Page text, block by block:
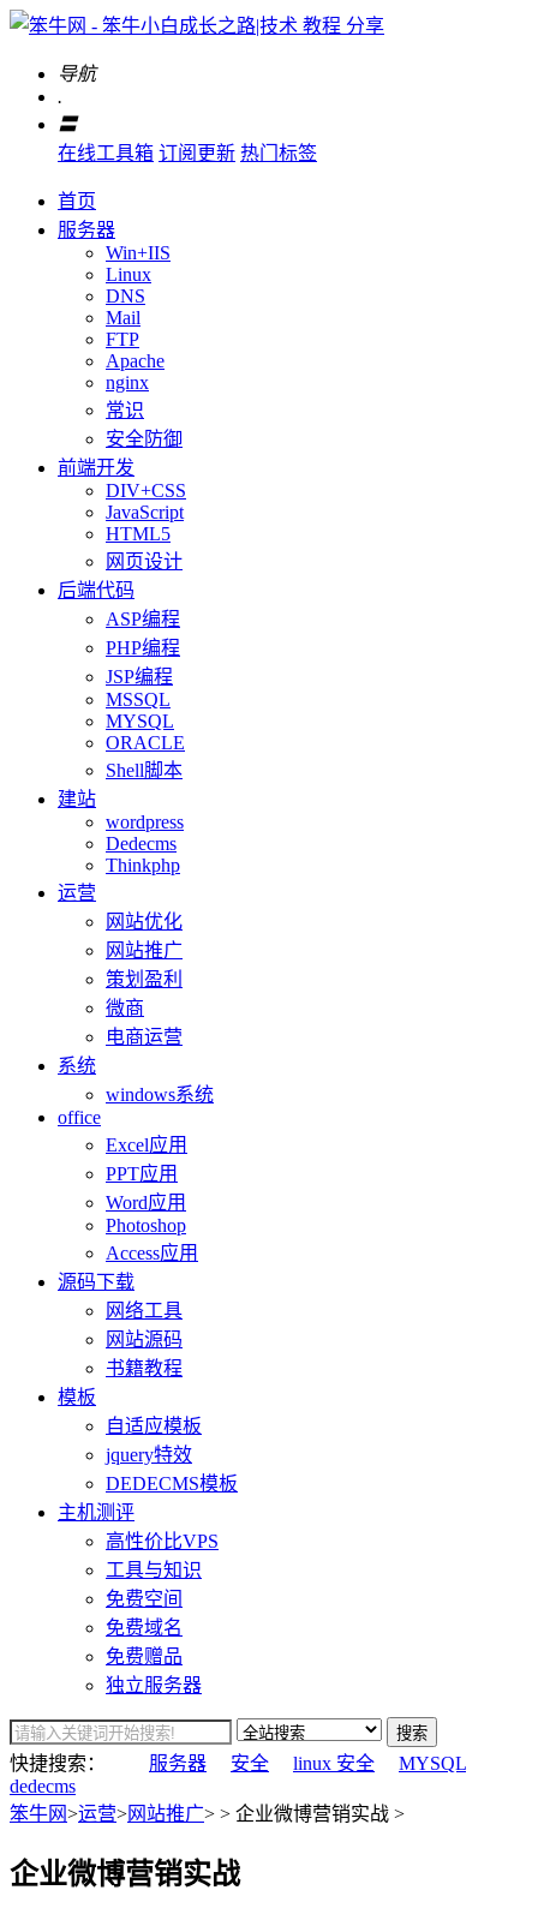
导航
.
〓
在线工具箱 订阅更新 热门标签
首页
服务器
Win+IIS
Linux
DNS
Mail
FTP
Apache
nginx
常识
安全防御
前端开发
DIV+CSS
JavaScript
HTML5
网页设计
后端代码
ASP编程
PHP编程
JSP编程
MSSQL
MYSQL
ORACLE
Shell脚本
建站
wordpress
Dedecms
Thinkphp
运营
网站优化
网站推广
策划盈利
微商
电商运营
系统
windows系统
office
Excel应用
PPT应用
Word应用
Photoshop
Access应用
源码下载
网络工具
网站源码
书籍教程
模板
自适应模板
jquery特效
DEDECMS模板
主机测评
高性价比VPS
工具与知识
免费空间
免费域名
免费赠品
独立服务器
搜索
快捷搜索： 服务器 安全 linux 安全
MYSQL
dedecms
笨牛网>运营>网站推广> > 企业微博营销实战 >
企业微博营销实战